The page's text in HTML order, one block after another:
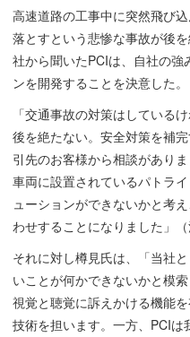
高速道路の工事中に突然飛び
落とすという悲惨な事故が後
社から聞いたPCIは、自社の強
ンを開発することを決意した。
「交通事故の対策はしている
後を絶たない。安全対策を補
引先のお客様から相談があり
車両に設置されているパトラ
ューションができないかと考
わせすることになりました」（
それに対し樽見氏は、「当社
いことが何かできないかと模
視覚と聴覚に訴えかける機能
技術を担います。一方、PCI